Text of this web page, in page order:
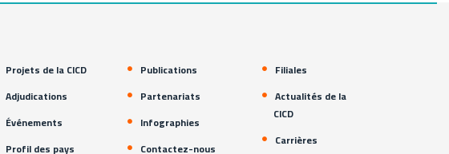
Projets de la CICD
Adjudications
Événements
Profil des pays
Publications
Partenariats
Infographies
Contactez-nous
Filiales
Actualités de la
CICD
Carrières